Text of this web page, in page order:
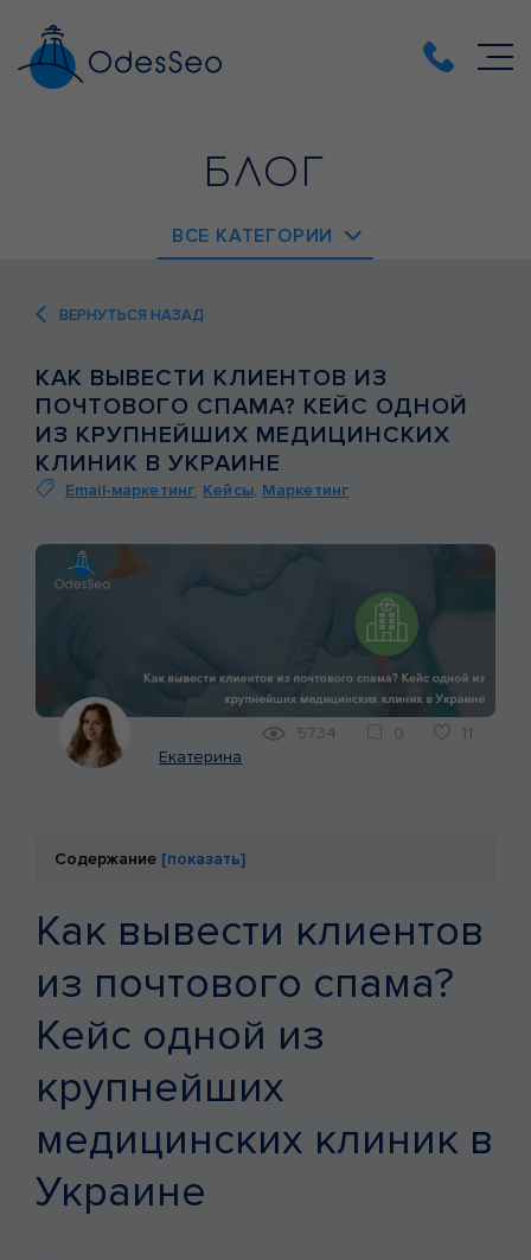
БЛОГ
ВСЕ КАТЕГОРИИ
SEO
SMM
ВЕБ-АНАЛИТИКА
ВЕРНУТЬСЯ НАЗАД
КАК ВЫВЕСТИ КЛИЕНТОВ ИЗ
ПОЧТОВОГО СПАМА? КЕЙС ОДНОЙ
ИЗ КРУПНЕЙШИХ МЕДИЦИНСКИХ
КЛИНИК В УКРАИНЕ
Email-маркетинг, Кейсы, Маркетинг
Екатерина
5734 0 11
Содержание [показать]
Как вывести клиентов
из почтового спама?
Кейс одной из
крупнейших
медицинских клиник в
Украине